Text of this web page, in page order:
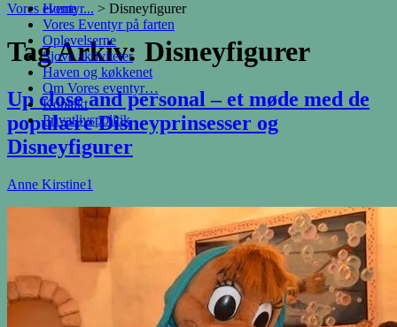
Home
Vores Eventyr på farten
Oplevelserne
Sjove aktiviteter
Haven og køkkenet
Om Vores eventyr…
Kontakt
Privatlivspolitik
Vores eventyr... > Disneyfigurer
Tag Arkiv: Disneyfigurer
Up close and personal – et møde med de
populære Disneyprinsesser og
Disneyfigurer
Anne Kirstine1